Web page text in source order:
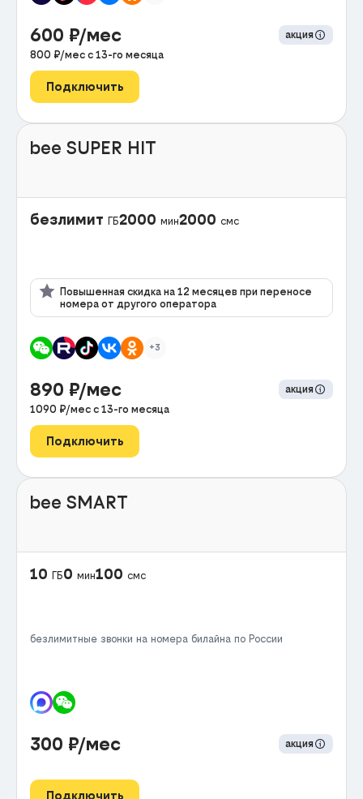
600 ₽/мес
акция
800 ₽/мес с 13-го месяца
Подключить
bee SUPER HIT
безлимит ГБ2000 мин2000 смс
Повышенная скидка на 12 месяцев при переносе
номера от другого оператора
+3
890 ₽/мес
акция
1090 ₽/мес с 13-го месяца
Подключить
bee SMART
10 ГБ0 мин100 смс
безлимитные звонки на номера билайна по России
300 ₽/мес акция
Подключить